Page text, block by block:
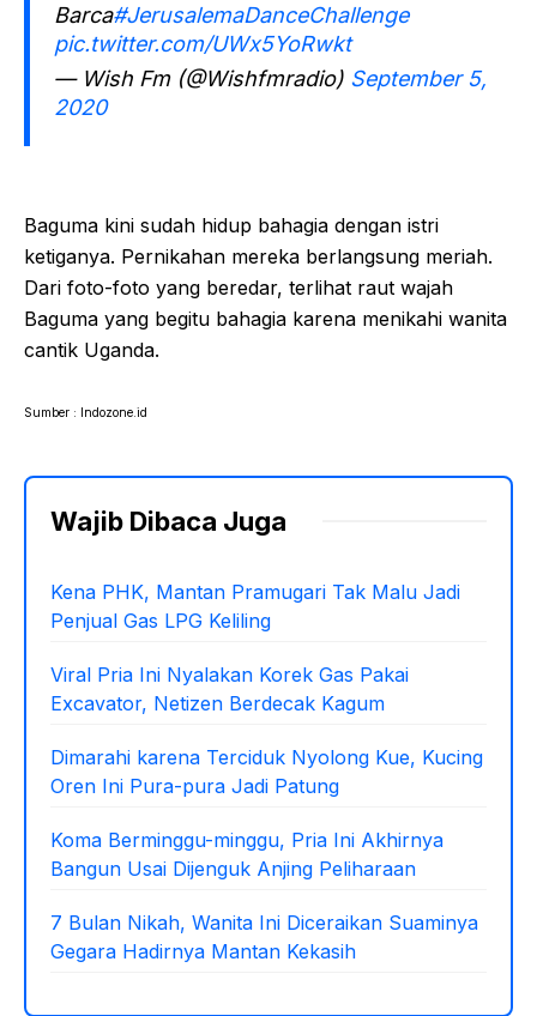
Barca#JerusalemaDanceChallenge
pic.twitter.com/UWx5YoRwkt
— Wish Fm (@Wishfmradio) September 5,
2020
Baguma kini sudah hidup bahagia dengan istri
ketiganya. Pernikahan mereka berlangsung meriah.
Dari foto-foto yang beredar, terlihat raut wajah
Baguma yang begitu bahagia karena menikahi wanita
cantik Uganda.
Sumber : Indozone.id
Wajib Dibaca Juga
Kena PHK, Mantan Pramugari Tak Malu Jadi
Penjual Gas LPG Keliling
Viral Pria Ini Nyalakan Korek Gas Pakai
Excavator, Netizen Berdecak Kagum
Dimarahi karena Terciduk Nyolong Kue, Kucing
Oren Ini Pura-pura Jadi Patung
Koma Berminggu-minggu, Pria Ini Akhirnya
Bangun Usai Dijenguk Anjing Peliharaan
7 Bulan Nikah, Wanita Ini Diceraikan Suaminya
Gegara Hadirnya Mantan Kekasih